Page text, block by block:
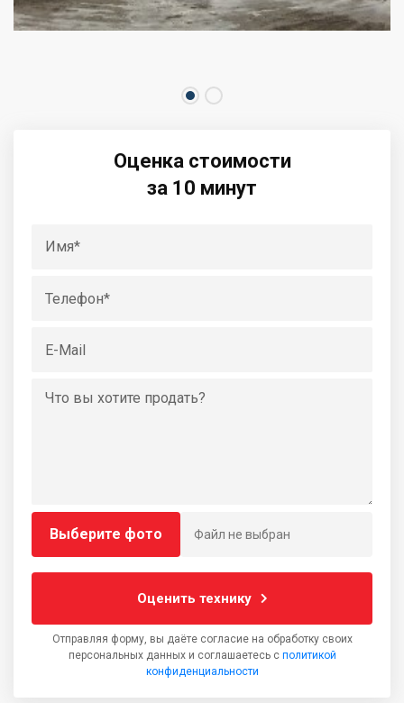
Оценка стоимости
за 10 минут
Выберите фото Файл не выбран
Оценить технику
Отправляя форму, вы даёте согласие на обработку своих
персональных данных и соглашаетесь с политикой
конфиденциальности